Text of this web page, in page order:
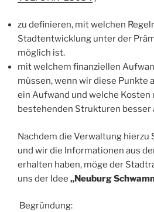
zu definieren, mit welchen
Stadtentwicklung unter der
möglich ist.
mit welchem finanziellen
müssen, wenn wir diese Punkte
ein Aufwand und welche Kosten
bestehenden Strukturen besser
Nachdem die Verwaltung hierzu
und wir die Informationen aus
erhalten haben, möge der
uns der Idee „Neuburg
Begründung: